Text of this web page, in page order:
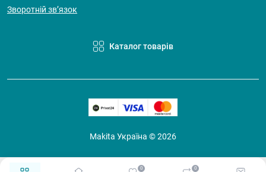
0 0
Зворотній зв’язок
Каталог товарів
Makita Україна © 2026